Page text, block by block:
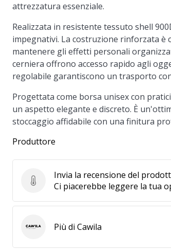
attrezzatura essenziale.
Realizzata in resistente tessuto shell
impegnativi. La costruzione rinforzata
mantenere gli effetti personali
cerniera offrono accesso rapido agli
regolabile garantiscono un trasporto
Progettata come borsa unisex con
un aspetto elegante e discreto. È
stoccaggio affidabile con una finitura
Produttore
Invia la recensione del prodotto
Invia la recensione del
Ci piacerebbe leggere la tua
CawilaPiù di Cawila